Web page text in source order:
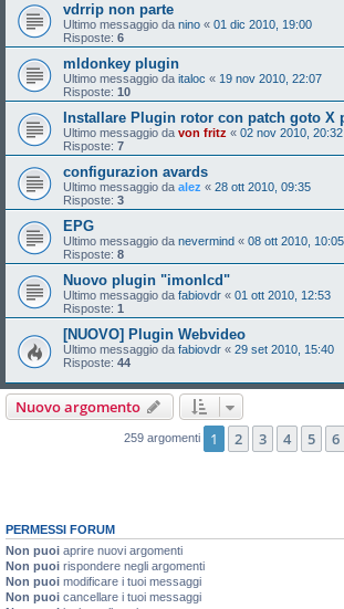
vdrrip non parte
Ultimo messaggio da nino « 01 dic 2010, 19:00
Risposte: 6
mldonkey plugin
Ultimo messaggio da italoc « 19 nov 2010, 22:07
Risposte: 10
Installare Plugin rotor con patch goto X
Ultimo messaggio da von fritz « 02 nov 2010, 20:32
Risposte: 7
configurazion avards
Ultimo messaggio da alez « 28 ott 2010, 09:35
Risposte: 3
EPG
Ultimo messaggio da nevermind « 08 ott 2010, 10:05
Risposte: 8
Nuovo plugin "imonlcd"
Ultimo messaggio da fabiovdr « 01 ott 2010, 12:53
Risposte: 1
[NUOVO] Plugin Webvideo
Ultimo messaggio da fabiovdr « 29 set 2010, 15:40
Risposte: 44
Nuovo argomento
259 argomenti 1 2 3 4 5 6
PERMESSI FORUM
Non puoi aprire nuovi argomenti
Non puoi rispondere negli argomenti
Non puoi modificare i tuoi messaggi
Non puoi cancellare i tuoi messaggi